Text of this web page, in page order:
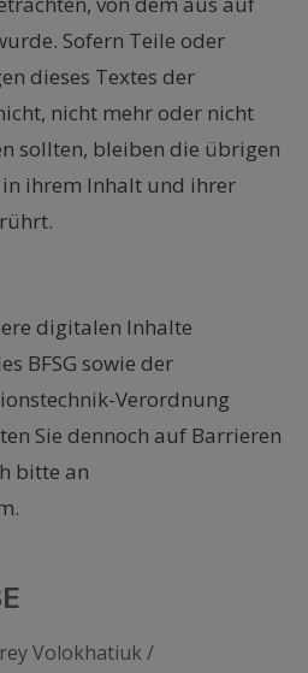
Sofern Teile oder
dieses Textes der
nicht mehr oder nicht
sollten, bleiben die übrigen
ihrem Inhalt und ihrer
digitalen Inhalte
BFSG sowie der
Verordnung
Sie dennoch auf Barrieren
bitte an
Volokhatiuk /